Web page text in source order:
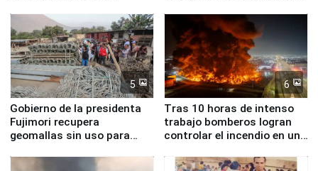
5
Gobierno de la presidenta
Fujimori recupera
geomallas sin uso para
Fenómeno El Niño
6
Tras 10 horas de intenso
trabajo bomberos logran
controlar el incendio en una
de Chile